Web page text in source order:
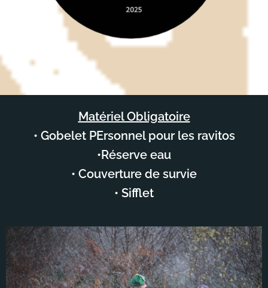
Matériel Obligatoire
• Gobelet PErsonnel pour les ravitos
•Réserve eau
• Couverture de survie
• Sifflet